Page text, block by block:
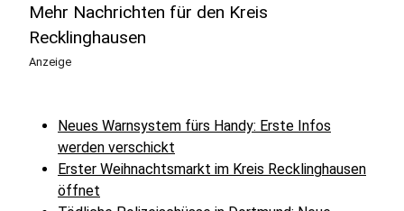
Mehr Nachrichten für den Kreis
Recklinghausen
Anzeige
Neues Warnsystem fürs Handy: Erste Infos
werden verschickt
Erster Weihnachtsmarkt im Kreis Recklinghausen
öffnet